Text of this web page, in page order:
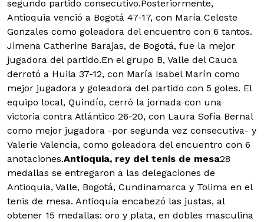
segundo partido consecutivo.Posteriormente,
Antioquia venció a Bogotá 47-17, con María Celeste
Gonzales como goleadora del encuentro con 6 tantos.
Jimena Catherine Barajas, de Bogotá, fue la mejor
jugadora del partido.En el grupo B, Valle del Cauca
derrotó a Huila 37-12, con María Isabel Marín como
mejor jugadora y goleadora del partido con 5 goles. El
equipo local, Quindío, cerró la jornada con una
victoria contra Atlántico 26-20, con Laura Sofía Bernal
como mejor jugadora -por segunda vez consecutiva- y
Valerie Valencia, como goleadora del encuentro con 6
anotaciones.Antioquia, rey del tenis de mesa28
medallas se entregaron a las delegaciones de
Antioquia, Valle, Bogotá, Cundinamarca y Tolima en el
tenis de mesa. Antioquia encabezó las justas, al
obtener 15 medallas: oro y plata, en dobles masculina